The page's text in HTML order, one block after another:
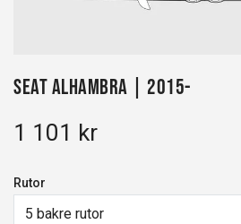
Seat Alhambra | 2015-
1 101 kr
Rutor
5 bakre rutor